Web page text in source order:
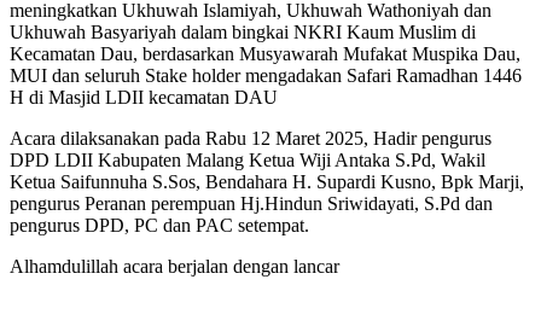
meningkatkan Ukhuwah Islamiyah, Ukhuwah Wathoniyah dan
Ukhuwah Basyariyah dalam bingkai NKRI Kaum Muslim di
Kecamatan Dau, berdasarkan Musyawarah Mufakat Muspika Dau,
MUI dan seluruh Stake holder mengadakan Safari Ramadhan 1446
H di Masjid LDII kecamatan DAU
Acara dilaksanakan pada Rabu 12 Maret 2025, Hadir pengurus
DPD LDII Kabupaten Malang Ketua Wiji Antaka S.Pd, Wakil
Ketua Saifunnuha S.Sos, Bendahara H. Supardi Kusno, Bpk Marji,
pengurus Peranan perempuan Hj.Hindun Sriwidayati, S.Pd dan
pengurus DPD, PC dan PAC setempat.
Alhamdulillah acara berjalan dengan lancar